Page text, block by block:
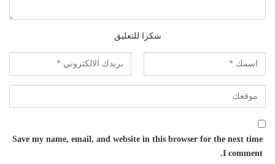
شكرا للتعليق
Save my name, email, and website in this browser for the next time
I comment.